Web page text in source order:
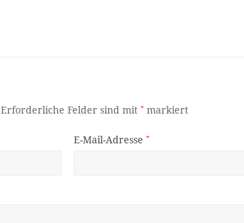
Erforderliche Felder sind mit* markiert
E-Mail-Adresse *